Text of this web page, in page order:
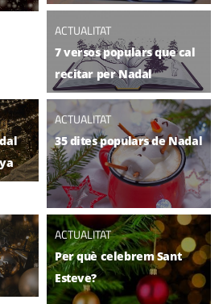
ACTUALITAT
7 versos populars que cal
recitar per Nadal
ACTUALITAT
35 dites populars de Nadal
ACTUALITAT
Per què celebrem Sant
Esteve?